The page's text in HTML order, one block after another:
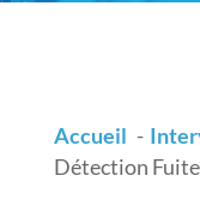
Accueil
Détection